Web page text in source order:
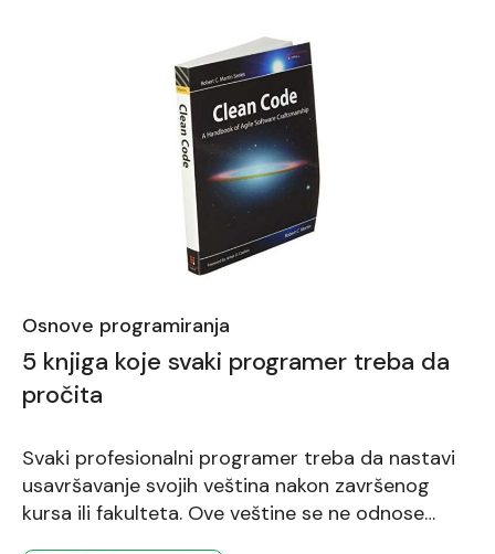
Osnove programiranja
5 knjiga koje svaki programer treba da
pročita
Svaki profesionalni programer treba da nastavi
usavršavanje svojih veština nakon završenog
kursa ili fakulteta. Ove veštine se ne odnose